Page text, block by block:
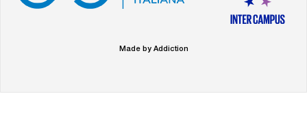
Made by Addiction